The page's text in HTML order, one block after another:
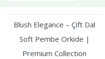
Blush Elegance – Çift Dal
Soft Pembe Orkide |
Premium Collection